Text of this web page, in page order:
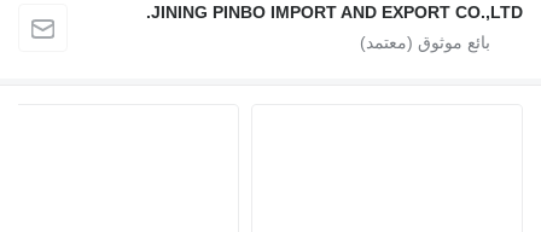
JINING PINBO IMPORT AND EXPORT